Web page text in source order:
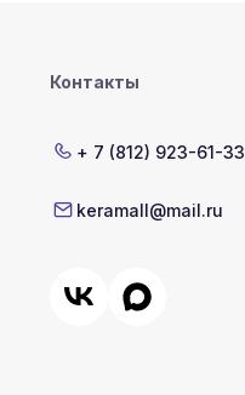
Контакты
+ 7 (812) 923-61-33
keramall@mail.ru